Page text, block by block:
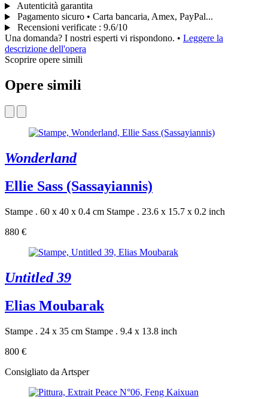
Autenticità garantita
Pagamento sicuro • Carta bancaria, Amex, PayPal...
Recensioni verificate : 9.6/10
Una domanda? I nostri esperti vi rispondono. • Leggere la
descrizione dell'opera
Scoprire opere simili
Opere simili
Wonderland
Ellie Sass (Sassayiannis)
Stampe . 60 x 40 x 0.4 cm Stampe . 23.6 x 15.7 x 0.2 inch
880 €
Untitled 39
Elias Moubarak
Stampe . 24 x 35 cm Stampe . 9.4 x 13.8 inch
800 €
Consigliato da Artsper